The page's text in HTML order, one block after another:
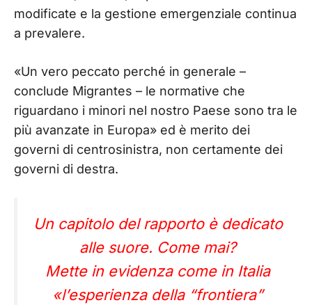
modificate e la gestione emergenziale continua
a prevalere.
«Un vero peccato perché in generale –
conclude Migrantes – le normative che
riguardano i minori nel nostro Paese sono tra le
più avanzate in Europa» ed è merito dei
governi di centrosinistra, non certamente dei
governi di destra.
Un capitolo del rapporto è dedicato
alle suore. Come mai?
Mette in evidenza come in Italia
«l’esperienza della “frontiera”